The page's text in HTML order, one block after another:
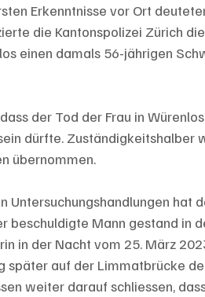
Erkenntnisse vor Ort
die Kantonspolizei Zürich
einen damals 56-jährigen
der Tod der Frau in
dürfte. Zuständigkeitshalber
übernommen.
Untersuchungshandlungen hat
beschuldigte Mann gestand in
in der Nacht vom 25. März
später auf der Limmatbrücke
weiter darauf schliessen,